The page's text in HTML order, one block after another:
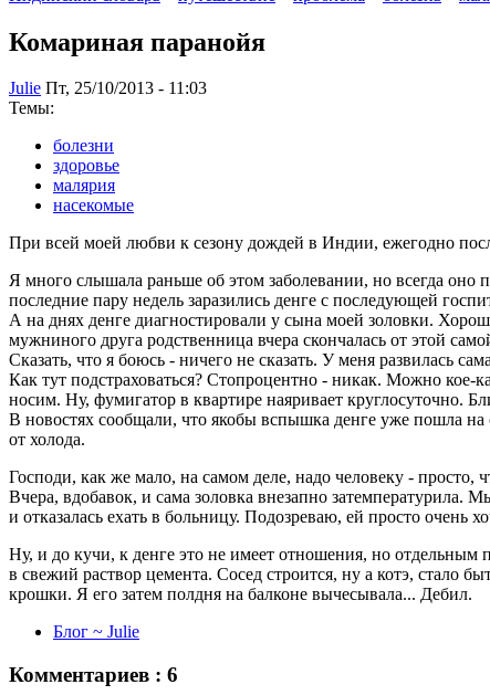
Комариная паранойя
Julie Пт, 25/10/2013 - 11:03
Темы:
болезни
здоровье
малярия
насекомые
При всей моей любви к сезону дождей в Индии, ежегодно
Я много слышала раньше об этом заболевании, но всегда оно
последние пару недель заразились денге с последующей
А на днях денге диагностировали у сына моей золовки.
мужниного друга родственница вчера скончалась от этой
Сказать, что я боюсь - ничего не сказать. У меня развилась
Как тут подстраховаться? Стопроцентно - никак. Можно
носим. Ну, фумигатор в квартире наяривает круглосуточно.
В новостях сообщали, что якобы вспышка денге уже пошла
от холода.
Господи, как же мало, на самом деле, надо человеку - просто,
Вчера, вдобавок, и сама золовка внезапно затемпературила.
и отказалась ехать в больницу. Подозреваю, ей просто
Ну, и до кучи, к денге это не имеет отношения, но
в свежий раствор цемента. Сосед строится, ну а котэ, стало
крошки. Я его затем полдня на балконе вычесывала... Дебил.
Блог ~ Julie
Комментариев : 6